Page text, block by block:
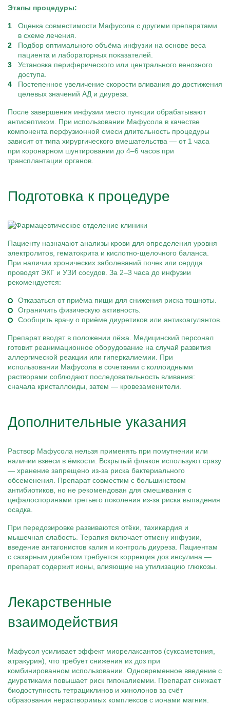
Этапы процедуры:
Оценка совместимости Мафусола с другими препаратами
в схеме лечения.
Подбор оптимального объёма инфузии на основе веса
пациента и лабораторных показателей.
Установка периферического или центрального венозного
доступа.
Постепенное увеличение скорости вливания до достижения
целевых значений АД и диуреза.
После завершения инфузии место пункции обрабатывают
антисептиком. При использовании Мафусола в качестве
компонента перфузионной смеси длительность процедуры
зависит от типа хирургического вмешательства — от 1 часа
при коронарном шунтировании до 4–6 часов при
трансплантации органов.
Подготовка к процедуре
Пациенту назначают анализы крови для определения уровня
электролитов, гематокрита и кислотно-щелочного баланса.
При наличии хронических заболеваний почек или сердца
проводят ЭКГ и УЗИ сосудов. За 2–3 часа до инфузии
рекомендуется:
Отказаться от приёма пищи для снижения риска тошноты.
Ограничить физическую активность.
Сообщить врачу о приёме диуретиков или антикоагулянтов.
Препарат вводят в положении лёжа. Медицинский персонал
готовит реанимационное оборудование на случай развития
аллергической реакции или гиперкалиемии. При
использовании Мафусола в сочетании с коллоидными
растворами соблюдают последовательность вливания:
сначала кристаллоиды, затем — кровезаменители.
Дополнительные указания
Раствор Мафусола нельзя применять при помутнении или
наличии взвеси в ёмкости. Вскрытый флакон используют сразу
— хранение запрещено из-за риска бактериального
обсеменения. Препарат совместим с большинством
антибиотиков, но не рекомендован для смешивания с
цефалоспоринами третьего поколения из-за риска выпадения
осадка.
При передозировке развиваются отёки, тахикардия и
мышечная слабость. Терапия включает отмену инфузии,
введение антагонистов калия и контроль диуреза. Пациентам
с сахарным диабетом требуется коррекция доз инсулина —
препарат содержит ионы, влияющие на утилизацию глюкозы.
Лекарственные
взаимодействия
Мафусол усиливает эффект миорелаксантов (суксаметония,
атракурия), что требует снижения их доз при
комбинированном использовании. Одновременное введение с
диуретиками повышает риск гипокалиемии. Препарат снижает
биодоступность тетрациклинов и хинолонов за счёт
образования нерастворимых комплексов с ионами магния.